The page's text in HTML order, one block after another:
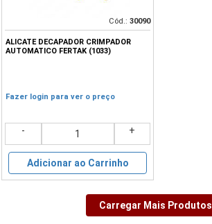
Cód.: 30090
ALICATE DECAPADOR CRIMPADOR
AUTOMATICO FERTAK (1033)
Fazer login para ver o preço
- +
Adicionar ao Carrinho
Carregar Mais Produtos